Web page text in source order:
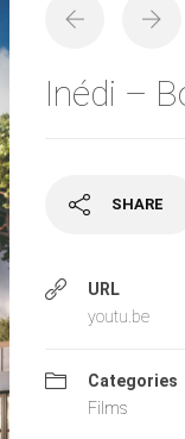
Inédi –
SHARE
URL
youtu.be
Categories
Films